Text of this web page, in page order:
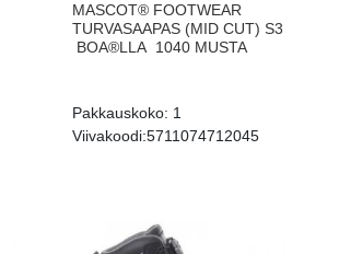
MASCOT® FOOTWEAR
TURVASAAPAS (MID CUT) S3
BOA®LLA 1040 MUSTA
Pakkauskoko: 1
Viivakoodi:5711074712045